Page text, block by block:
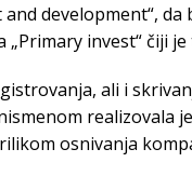
development“,
„Primary invest“ čiji
ali i
realizovala
osnivanja